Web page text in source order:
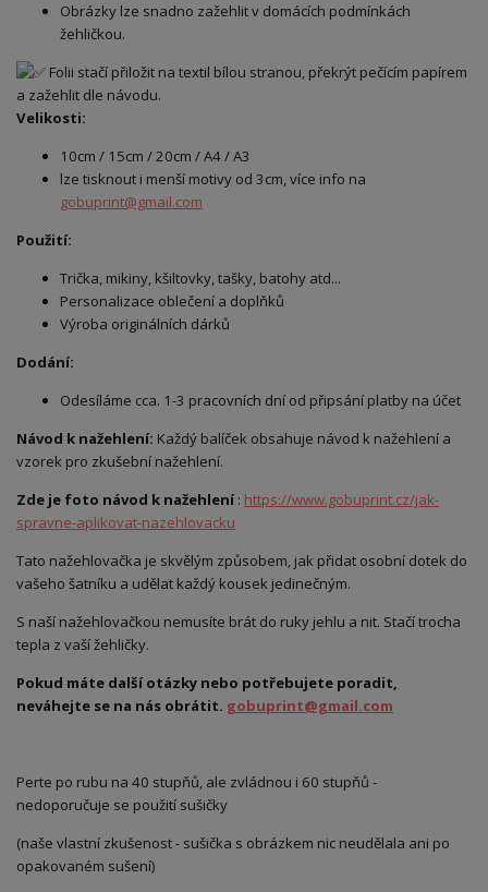
Obrázky lze snadno zažehlit v domácích podmínkách
žehličkou.
Folii stačí přiložit na textil bílou stranou, překrýt pečícím papírem
a zažehlit dle návodu.
Velikosti:
10cm / 15cm / 20cm / A4 / A3
lze tisknout i menší motivy od 3cm, více info na
gobuprint@gmail.com
Použití:
Trička, mikiny, kšiltovky, tašky, batohy atd...
Personalizace oblečení a doplňků
Výroba originálních dárků
Dodání:
Odesíláme cca. 1-3 pracovních dní od připsání platby na účet
Návod k nažehlení: Každý balíček obsahuje návod k nažehlení a
vzorek pro zkušební nažehlení.
Zde je foto návod k nažehlení: https://www.gobuprint.cz/jak-
spravne-aplikovat-nazehlovacku
Tato nažehlovačka je skvělým způsobem, jak přidat osobní dotek do
vašeho šatníku a udělat každý kousek jedinečným.
S naší nažehlovačkou nemusíte brát do ruky jehlu a nit. Stačí trocha
tepla z vaší žehličky.
Pokud máte další otázky nebo potřebujete poradit,
neváhejte se na nás obrátit. gobuprint@gmail.com
Perte po rubu na 40 stupňů, ale zvládnou i 60 stupňů -
nedoporučuje se použití sušičky
(naše vlastní zkušenost - sušička s obrázkem nic neudělala ani po
opakovaném sušení)